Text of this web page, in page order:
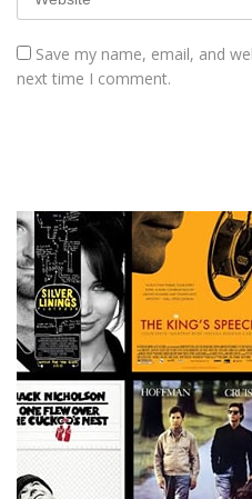
Save my name, email, and
next time I comment.